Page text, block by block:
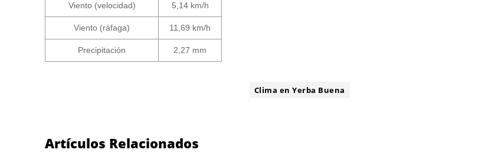
Viento (velocidad) 5,14 km/h
Viento (ráfaga) 11,69 km/h
Precipitación 2,27 mm
Clima en Yerba Buena
Artículos Relacionados